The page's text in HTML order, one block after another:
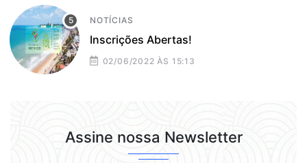
NOTÍCIAS
Inscrições Abertas!
02/06/2022 ÀS 15:13
Assine nossa Newsletter